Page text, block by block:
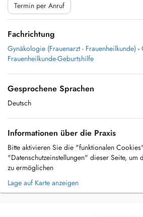
Termin per Anruf
Fachrichtung
Gynäkologie (Frauenarzt - Frauenheilkunde) -
Frauenheilkunde-Geburtshilfe
Gesprochene Sprachen
Deutsch
Informationen über die Praxis
Bitte aktivieren Sie die "funktionalen
"Datenschutzeinstellungen" dieser Seite, um
zu ermöglichen
Lage auf Karte anzeigen